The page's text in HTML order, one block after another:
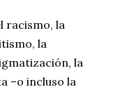
racismo, la
la
la
–o incluso la